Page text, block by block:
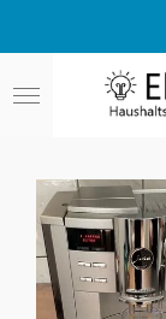
Hauptinhalt
springen